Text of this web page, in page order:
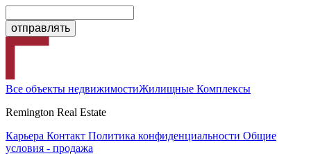
Все объекты недвижимостиЖилищные Комплексы
Remington Real Estate
Карьера Контакт Политика конфиденциальности Общие
условия - продажа